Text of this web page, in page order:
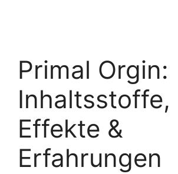
Primal Orgin:
Inhaltsstoffe,
Effekte &
Erfahrungen